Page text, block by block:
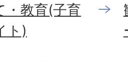
・教育(子育
ト)